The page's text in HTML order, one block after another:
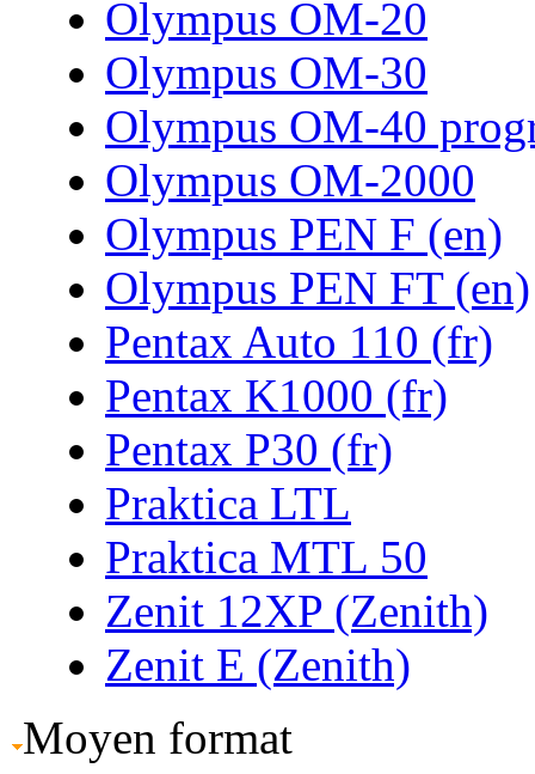
Olympus OM-20
Olympus OM-30
Olympus OM-40
Olympus OM-2000
Olympus PEN F (en)
Olympus PEN FT (en)
Pentax Auto 110 (fr)
Pentax K1000 (fr)
Pentax P30 (fr)
Praktica LTL
Praktica MTL 50
Zenit 12XP (Zenith)
Zenit E (Zenith)
Moyen format